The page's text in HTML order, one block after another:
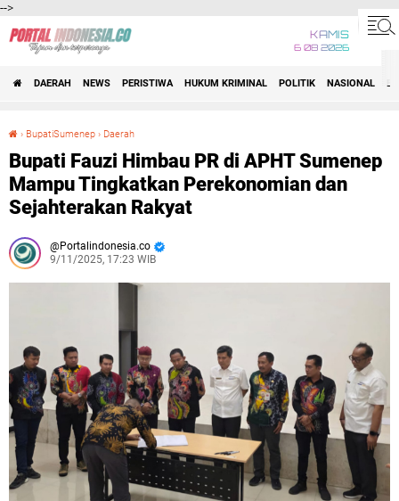
-->
KAMIS
6 08 2026
DAERAH NEWS PERISTIWA HUKUM KRIMINAL POLITIK NASIONAL
› BupatiSumenep › Daerah
Bupati Fauzi Himbau PR di APHT Sumenep
Mampu Tingkatkan Perekonomian dan
Sejahterakan Rakyat
Portalindonesia.co
9/11/2025, 17:23 WIB